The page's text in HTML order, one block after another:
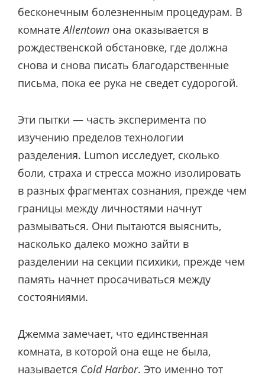
бесконечным болезненным процедурам. В
комнатеAllentown она оказывается в
рождественской обстановке, где должна
снова и снова писать благодарственные
письма, пока ее рука не сведет судорогой.
Эти пытки — часть эксперимента по
изучению пределов технологии
разделения. Lumon исследует, сколько
боли, страха и стресса можно изолировать
в разных фрагментах сознания, прежде чем
границы между личностями начнут
размываться. Они пытаются выяснить,
насколько далеко можно зайти в
разделении на секции психики, прежде чем
память начнет просачиваться между
состояниями.
Джемма замечает, что единственная
комната, в которой она еще не была,
называется Cold Harbor. Это именно тот